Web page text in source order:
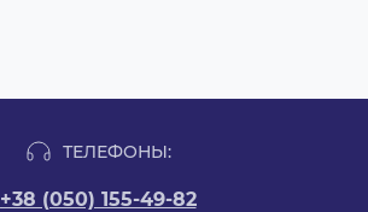
ТЕЛЕФОНЫ:
+38 (050) 155-49-82